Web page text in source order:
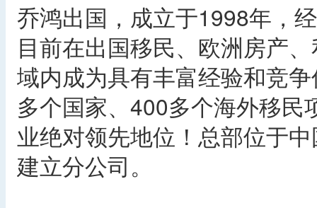
乔鸿出国，成立于1998年，
目前在出国移民、欧洲房产
域内成为具有丰富经验和竞
多个国家、400多个海外移
业绝对领先地位！总部位于
建立分公司。